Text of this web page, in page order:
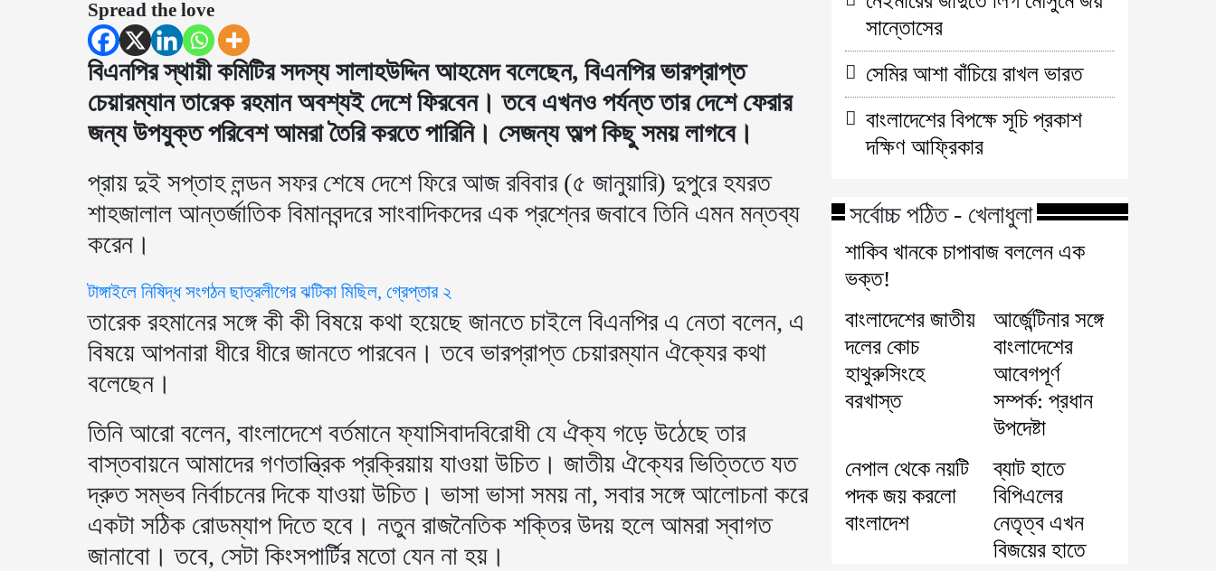
Spread the love
বিএনপির স্থায়ী কমিটির সদস্য সালাহউদ্দিন আহমেদ বলেছেন, বিএনপির ভারপ্রাপ্ত
চেয়ারম্যান তারেক রহমান অবশ্যই দেশে ফিরবেন। তবে এখনও পর্যন্ত তার দেশে ফেরার
জন্য উপযুক্ত পরিবেশ আমরা তৈরি করতে পারিনি। সেজন্য অল্প কিছু সময় লাগবে।
প্রায় দুই সপ্তাহ লন্ডন সফর শেষে দেশে ফিরে আজ রবিবার (৫ জানুয়ারি) দুপুরে হযরত
শাহজালাল আন্তর্জাতিক বিমানবন্দরে সাংবাদিকদের এক প্রশ্নের জবাবে তিনি এমন মন্তব্য
করেন।
টাঙ্গাইলে নিষিদ্ধ সংগঠন ছাত্রলীগের ঝটিকা মিছিল, গ্রেপ্তার ২
তারেক রহমানের সঙ্গে কী কী বিষয়ে কথা হয়েছে জানতে চাইলে বিএনপির এ নেতা বলেন, এ
বিষয়ে আপনারা ধীরে ধীরে জানতে পারবেন। তবে ভারপ্রাপ্ত চেয়ারম্যান ঐক্যের কথা
বলেছেন।
তিনি আরো বলেন, বাংলাদেশে বর্তমানে ফ্যাসিবাদবিরোধী যে ঐক্য গড়ে উঠেছে তার
বাস্তবায়নে আমাদের গণতান্ত্রিক প্রক্রিয়ায় যাওয়া উচিত। জাতীয় ঐক্যের ভিত্তিতে যত
দ্রুত সম্ভব নির্বাচনের দিকে যাওয়া উচিত। ভাসা ভাসা সময় না, সবার সঙ্গে আলোচনা করে
একটা সঠিক রোডম্যাপ দিতে হবে। নতুন রাজনৈতিক শক্তির উদয় হলে আমরা স্বাগত
জানাবো। তবে, সেটা কিংসপার্টির মতো যেন না হয়।
সান্তোসের
সেমির আশা বাঁচিয়ে রাখল ভারত
বাংলাদেশের বিপক্ষে সূচি প্রকাশ
দক্ষিণ আফ্রিকার
সর্বোচ্চ পঠিত - খেলাধুলা
শাকিব খানকে চাপাবাজ বললেন এক
ভক্ত!
বাংলাদেশের জাতীয়
দলের কোচ
হাথুরুসিংহে
বরখাস্ত
আর্জেন্টিনার সঙ্গে
বাংলাদেশের
আবেগপূর্ণ
সম্পর্ক: প্রধান
উপদেষ্টা
নেপাল থেকে নয়টি
পদক জয় করলো
বাংলাদেশ
ব্যাট হাতে
বিপিএলের
নেতৃত্ব এখন
বিজয়ের হাতে